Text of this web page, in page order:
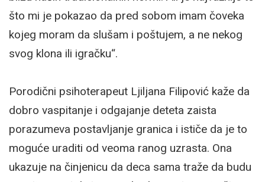
što mi je pokazao da pred sobom imam čoveka
kojeg moram da slušam i poštujem, a ne nekog
svog klona ili igračku“.
Porodični psihoterapeut Ljiljana Filipović kaže da
dobro vaspitanje i odgajanje deteta zaista
porazumeva postavljanje granica i ističe da je to
moguće uraditi od veoma ranog uzrasta. Ona
ukazuje na činjenicu da deca sama traže da budu